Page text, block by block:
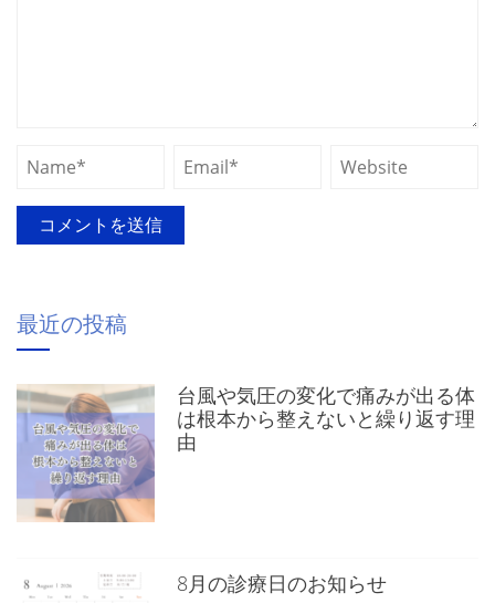
最近の投稿
台風や気圧の変化で痛みが出る体
は根本から整えないと繰り返す理
由
8月の診療日のお知らせ